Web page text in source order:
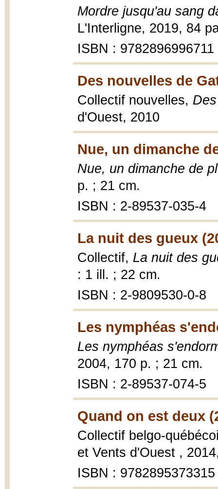
Mordre jusqu'au sang
L'Interligne, 2019, 84
ISBN : 9782896996711
Des nouvelles de
Collectif nouvelles,
d'Ouest, 2010
Nue, un dimanche
Nue, un dimanche de
p. ; 21 cm.
ISBN : 2-89537-035-4
La nuit des gueux
Collectif, La nuit des
: 1 ill. ; 22 cm.
ISBN : 2-9809530-0-8
Les nymphéas
Les nymphéas
2004, 170 p. ; 21 cm.
ISBN : 2-89537-074-5
Quand on est deux
Collectif belgo-
et Vents d'Ouest ,
ISBN : 9782895373315